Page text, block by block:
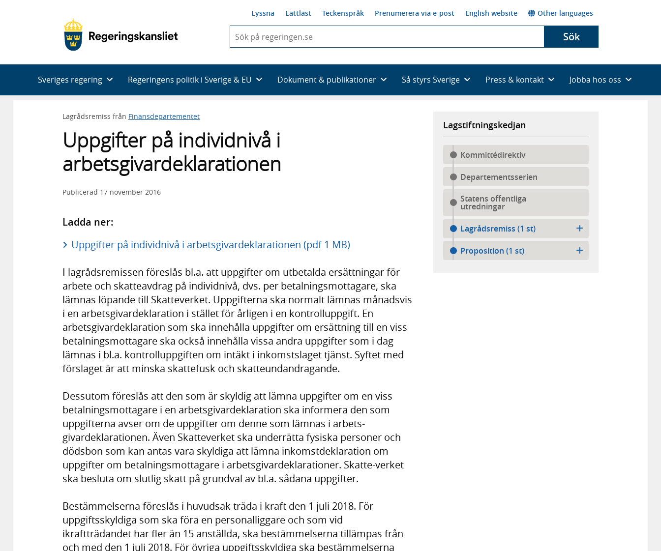
Lyssna Lättläst Teckenspråk Prenumerera via e-post English website Other languages
du
skriva
framträder
en
sökförslag
Sök
Sveriges regering Regeringens politik i Sverige & EU Dokument & publikationer Så styrs Sverige Press & kontakt Jobba hos oss
Lagrådsremiss från Finansdepartementet
Uppgifter på individnivå i
arbetsgivardeklarationen
Publicerad 17 november 2016
Ladda ner:
Uppgifter på individnivå i arbetsgivardeklarationen (pdf 1 MB)
I lagrådsremissen föreslås bl.a. att uppgifter om utbetalda ersättningar för
arbete och skatteavdrag på individnivå, dvs. per betalningsmottagare, ska
lämnas löpande till Skatteverket. Uppgifterna ska normalt lämnas månadsvis
i en arbetsgivardeklaration i stället för årligen i en kontrolluppgift. En
arbetsgivardeklaration som ska innehålla uppgifter om ersättning till en viss
betalningsmottagare ska också innehålla vissa andra uppgifter som i dag
lämnas i bl.a. kontrolluppgiften om intäkt i inkomstslaget tjänst. Syftet med
förslaget är att minska skattefusk och skatteundandragande.
Dessutom föreslås att den som är skyldig att lämna uppgifter om en viss
betalningsmottagare i en arbetsgivardeklaration ska informera den som
uppgifterna avser om de uppgifter om denne som lämnas i arbets-
givardeklarationen. Även Skatteverket ska underrätta fysiska personer och
dödsbon som kan antas vara skyldiga att lämna inkomstdeklaration om
uppgifter om betalningsmottagare i arbetsgivardeklarationer. Skatte-verket
ska besluta om slutlig skatt på grundval av bl.a. sådana uppgifter.
Bestämmelserna föreslås i huvudsak träda i kraft den 1 juli 2018. För
uppgiftsskyldiga som ska föra en personalliggare och som vid
ikraftträdandet har fler än 15 anställda, ska bestämmelserna tillämpas från
och med den 1 juli 2018. För övriga uppgiftsskyldiga ska bestämmelserna
Lagstiftningskedjan
Kommittédirektiv
Departementsserien
Statens offentliga
utredningar
Lagrådsremiss (1 st)
Proposition (1 st)